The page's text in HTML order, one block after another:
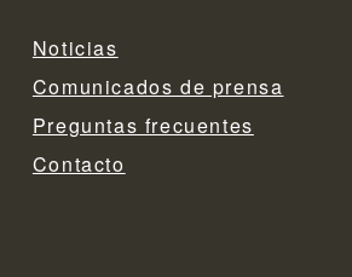
Noticias
Comunicados de prensa
Preguntas frecuentes
Contacto